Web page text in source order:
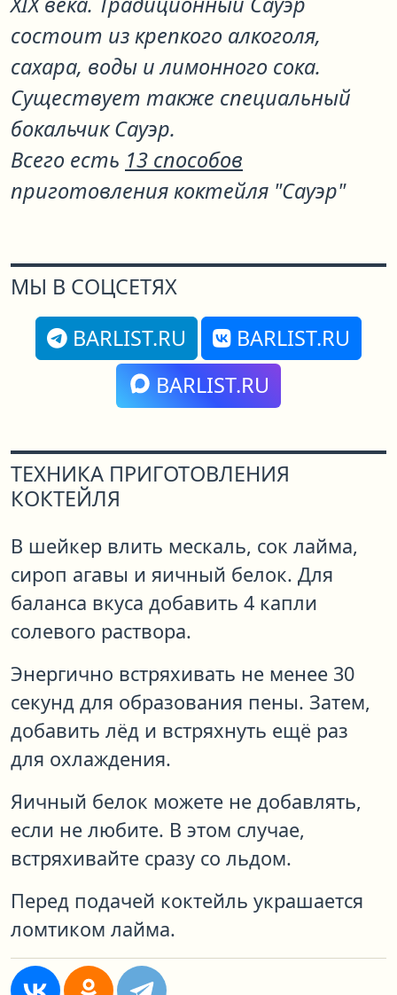
состоит из крепкого алкоголя,
сахара, воды и лимонного сока.
Существует также специальный
бокальчик Сауэр.
Всего есть 13 способов
приготовления коктейля "Сауэр"
МЫ В СОЦСЕТЯХ
BARLIST.RU
BARLIST.RU
BARLIST.RU
ТЕХНИКА ПРИГОТОВЛЕНИЯ
КОКТЕЙЛЯ
В шейкер влить мескаль, сок лайма,
сироп агавы и яичный белок. Для
баланса вкуса добавить 4 капли
солевого раствора.
Энергично встряхивать не менее 30
секунд для образования пены. Затем,
добавить лёд и встряхнуть ещё раз
для охлаждения.
Яичный белок можете не добавлять,
если не любите. В этом случае,
встряхивайте сразу со льдом.
Перед подачей коктейль украшается
ломтиком лайма.